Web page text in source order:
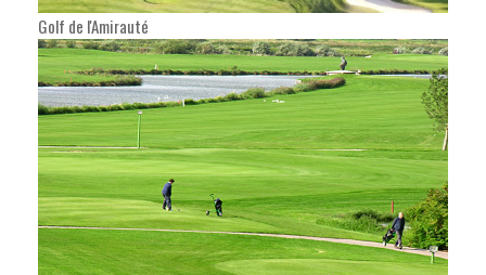
Golf de l'Amirauté